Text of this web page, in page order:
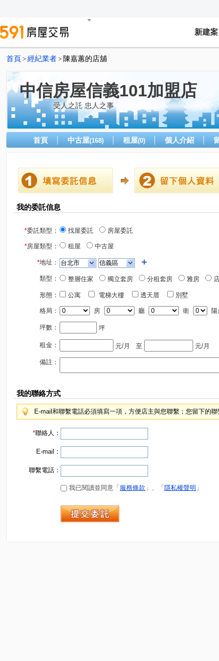
新建案
首頁 > 經紀業者 > 陳嘉蕙的店舖
中信房屋信義101加盟店
受人之託 忠人之事
首頁 中古屋(168) 租屋(0) 個人介紹
我的委託信息
*委託類型： 找屋委託 房屋委託
*房屋類型： 租屋 中古屋
*地址：
類型： 整層住家 獨立套房 分租套房 雅房
形態： 公寓 電梯大樓 透天厝 別墅
格局： 房 廳 衛 陽
坪數： 坪
租金： 元/月 至 元/月
備註：
我的聯絡方式
E-mail和聯繫電話必須填寫一項，方便店主與您聯繫；您留下的
*聯絡人：
E-mail：
聯繫電話：
我已閱讀並同意「 服務條款 」、「 隱私權聲明 」